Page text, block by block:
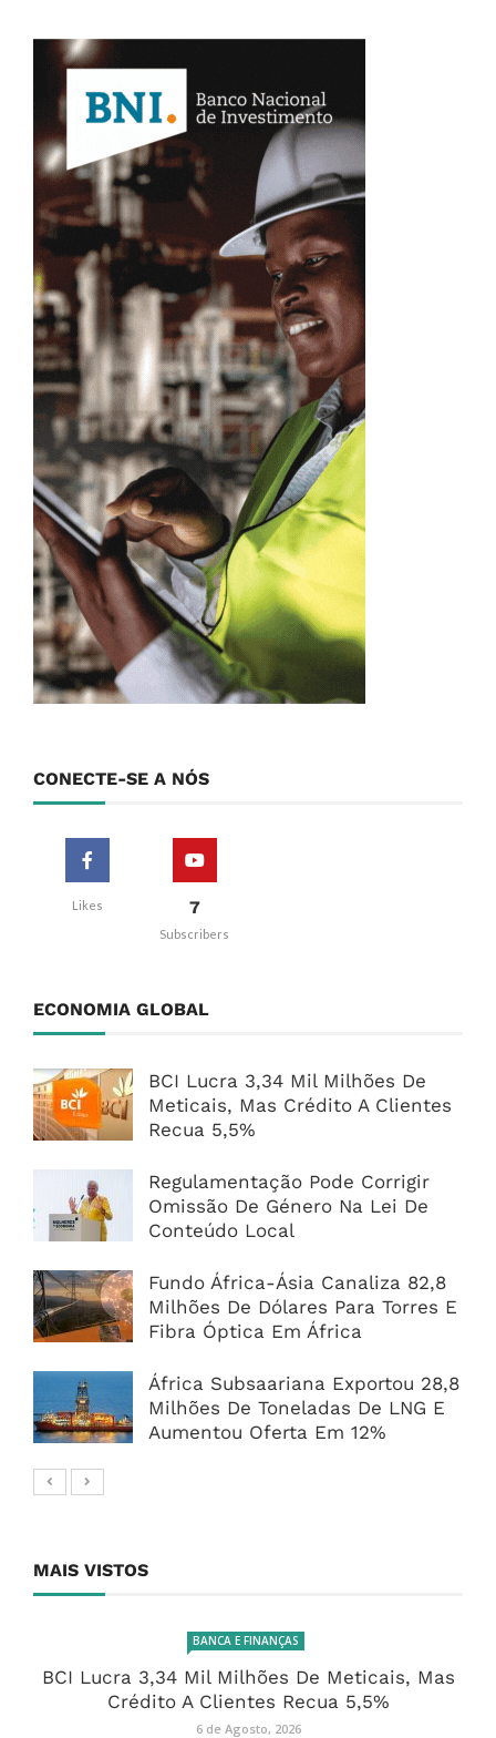
CONECTE-SE A NÓS
Likes 7
Subscribers
ECONOMIA GLOBAL
BCI Lucra 3,34 Mil Milhões De
Meticais, Mas Crédito A Clientes
Recua 5,5%
Regulamentação Pode Corrigir
Omissão De Género Na Lei De
Conteúdo Local
Fundo África-Ásia Canaliza 82,8
Milhões De Dólares Para Torres E
Fibra Óptica Em África
África Subsaariana Exportou 28,8
Milhões De Toneladas De LNG E
Aumentou Oferta Em 12%
MAIS VISTOS
BANCA E FINANÇAS
BCI Lucra 3,34 Mil Milhões De Meticais, Mas
Crédito A Clientes Recua 5,5%
6 de Agosto, 2026